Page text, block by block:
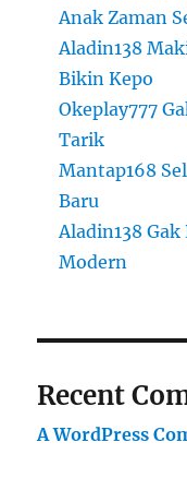
Anak Zaman
Aladin138
Bikin Kepo
Okeplay777
Tarik
Mantap168
Baru
Aladin138
Modern
Recent
A WordPress